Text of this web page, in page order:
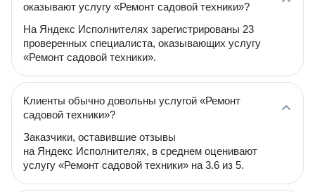
оказывают услугу «Ремонт садовой техники»?
На Яндекс Исполнителях зарегистрированы 23
проверенных специалиста, оказывающих услугу
«Ремонт садовой техники».
Клиенты обычно довольны услугой «Ремонт
садовой техники»?
Заказчики, оставившие отзывы
на Яндекс Исполнителях, в среднем оценивают
услугу «Ремонт садовой техники» на 3.6 из 5.